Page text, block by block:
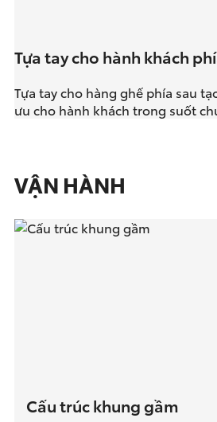
Tựa tay cho hành khách
Tựa tay cho hàng ghế phía sau
ưu cho hành khách trong suốt
VẬN HÀNH
Cấu trúc khung gầm